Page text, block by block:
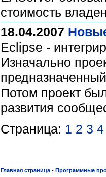
стоимость
18.04.2007
Eclipse -
Изначально
Потом проект
развития
Страница: 1 2 3 4
Главная страница - Программные